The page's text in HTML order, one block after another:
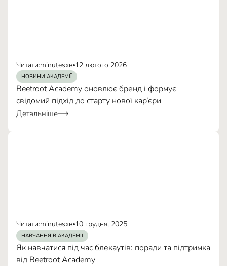
Читати:minutesхв 12 лютого 2026
НОВИНИ АКАДЕМІЇ
Beetroot Academy оновлює бренд і формує
свідомий підхід до старту нової кар’єри
Детальніше
Читати:minutesхв 10 грудня, 2025
НАВЧАННЯ В АКАДЕМІЇ
Як навчатися під час блекаутів: поради та підтримка
від Beetroot Academy